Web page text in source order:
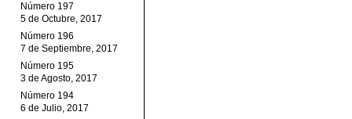
Número 197
5 de Octubre, 2017
Número 196
7 de Septiembre, 2017
Número 195
3 de Agosto, 2017
Número 194
6 de Julio, 2017